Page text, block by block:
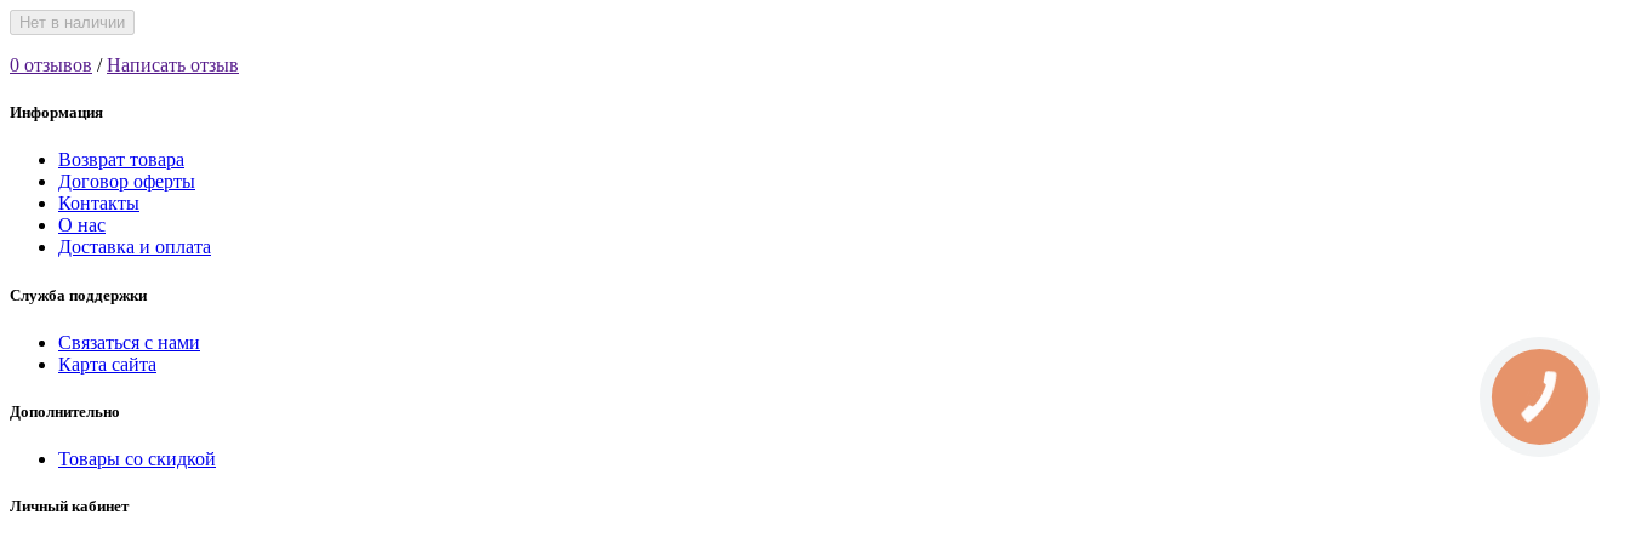
Нет в наличии
0 отзывов /Написать отзыв
Информация
Возврат товара
Договор оферты
Контакты
О нас
Доставка и оплата
Служба поддержки
Связаться с нами
Карта сайта
Дополнительно
Товары со скидкой
Личный кабинет